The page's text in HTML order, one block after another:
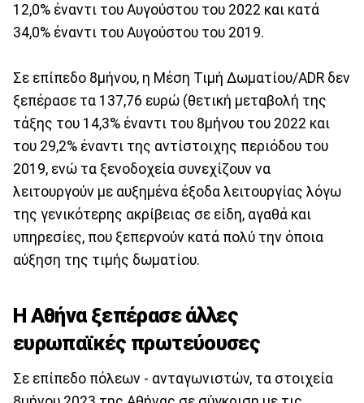
12,0% έναντι του Αυγούστου του 2022 και κατά
34,0% έναντι του Αυγούστου του 2019.
Σε επίπεδο 8μήνου, η Μέση Τιμή Δωματίου/ADR δεν
ξεπέρασε τα 137,76 ευρώ (θετική μεταβολή της
τάξης του 14,3% έναντι του 8μήνου του 2022 και
του 29,2% έναντι της αντίστοιχης περιόδου του
2019, ενώ τα ξενοδοχεία συνεχίζουν να
λειτουργούν με αυξημένα έξοδα λειτουργίας λόγω
της γενικότερης ακρίβειας σε είδη, αγαθά και
υπηρεσίες, που ξεπερνούν κατά πολύ την όποια
αύξηση της τιμής δωματίου.
Η Αθήνα ξεπέρασε άλλες
ευρωπαϊκές πρωτεύουσες
Σε επίπεδο πόλεων - ανταγωνιστών, τα στοιχεία